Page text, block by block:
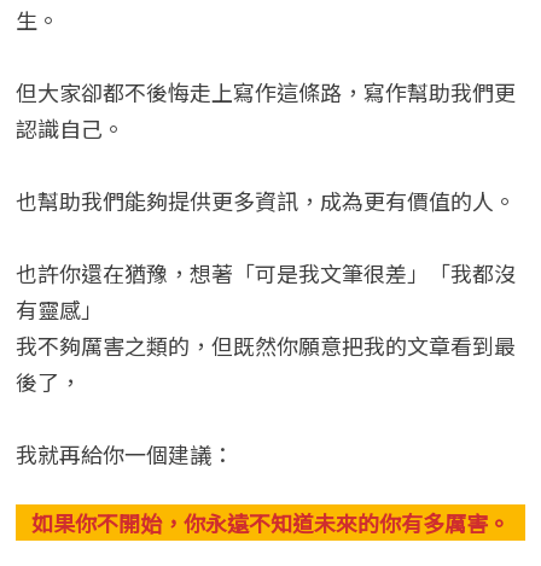
生。
但大家卻都不後悔走上寫作這條路，寫作幫助我們更
認識自己。
也幫助我們能夠提供更多資訊，成為更有價值的人。
也許你還在猶豫，想著「可是我文筆很差」「我都沒
有靈感」
我不夠厲害之類的，但既然你願意把我的文章看到最
後了，
我就再給你一個建議：
如果你不開始，你永遠不知道未來的你有多厲害。